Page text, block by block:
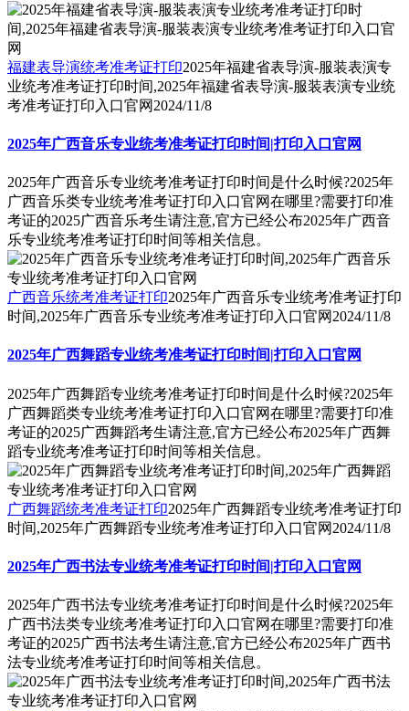
福建表导演统考准考证打印2025年福建省表导演-服装表演专
业统考准考证打印时间,2025年福建省表导演-服装表演专业统
考准考证打印入口官网 2024/11/8
2025年广西音乐专业统考准考证打印时间|打印入口官网
2025年广西音乐专业统考准考证打印时间是什么时候?2025年
广西音乐类专业统考准考证打印入口官网在哪里?需要打印准
考证的2025广西音乐考生请注意,官方已经公布2025年广西音
乐专业统考准考证打印时间等相关信息。
广西音乐统考准考证打印2025年广西音乐专业统考准考证打印
时间,2025年广西音乐专业统考准考证打印入口官网 2024/11/8
2025年广西舞蹈专业统考准考证打印时间|打印入口官网
2025年广西舞蹈专业统考准考证打印时间是什么时候?2025年
广西舞蹈类专业统考准考证打印入口官网在哪里?需要打印准
考证的2025广西舞蹈考生请注意,官方已经公布2025年广西舞
蹈专业统考准考证打印时间等相关信息。
广西舞蹈统考准考证打印2025年广西舞蹈专业统考准考证打印
时间,2025年广西舞蹈专业统考准考证打印入口官网 2024/11/8
2025年广西书法专业统考准考证打印时间|打印入口官网
2025年广西书法专业统考准考证打印时间是什么时候?2025年
广西书法类专业统考准考证打印入口官网在哪里?需要打印准
考证的2025广西书法考生请注意,官方已经公布2025年广西书
法专业统考准考证打印时间等相关信息。